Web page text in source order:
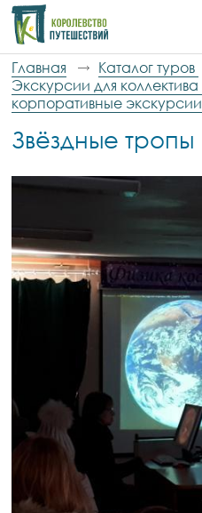
Главная Каталог туров
Экскурсии для коллектива
корпоративные экскурсии
Звёздные тропы